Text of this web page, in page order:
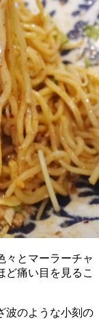
々とマーラーチャ
ど痛い目を見るこ
波のような小刻の